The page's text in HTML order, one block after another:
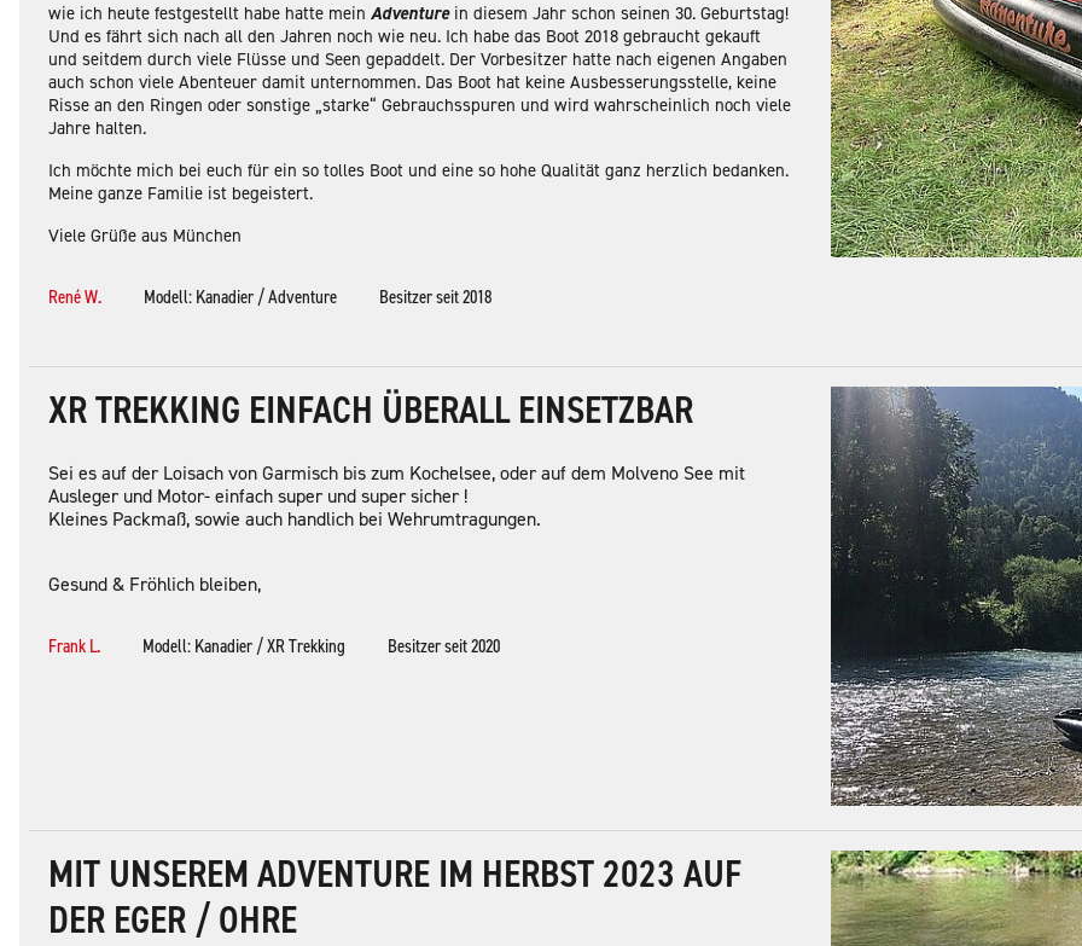
wie ich heute festgestellt habe hatte mein Adventurein diesem Jahr schon seinen 30. Geburtstag!
Und es fährt sich nach all den Jahren noch wie neu. Ich habe das Boot 2018 gebraucht gekauft
und seitdem durch viele Flüsse und Seen gepaddelt. Der Vorbesitzer hatte nach eigenen Angaben
auch schon viele Abenteuer damit unternommen. Das Boot hat keine Ausbesserungsstelle, keine
Risse an den Ringen oder sonstige „starke“ Gebrauchsspuren und wird wahrscheinlich noch viele
Jahre halten.
Ich möchte mich bei euch für ein so tolles Boot und eine so hohe Qualität ganz herzlich bedanken.
Meine ganze Familie ist begeistert.
Viele Grüße aus München
René W. Modell: Kanadier / Adventure Besitzer seit 2018
XR TREKKING EINFACH ÜBERALL EINSETZBAR
Sei es auf der Loisach von Garmisch bis zum Kochelsee, oder auf dem Molveno See mit
Ausleger und Motor- einfach super und super sicher !
Kleines Packmaß, sowie auch handlich bei Wehrumtragungen.
Gesund & Fröhlich bleiben,
Frank L. Modell: Kanadier / XR Trekking Besitzer seit 2020
MIT UNSEREM ADVENTURE IM HERBST 2023 AUF
DER EGER / OHRE